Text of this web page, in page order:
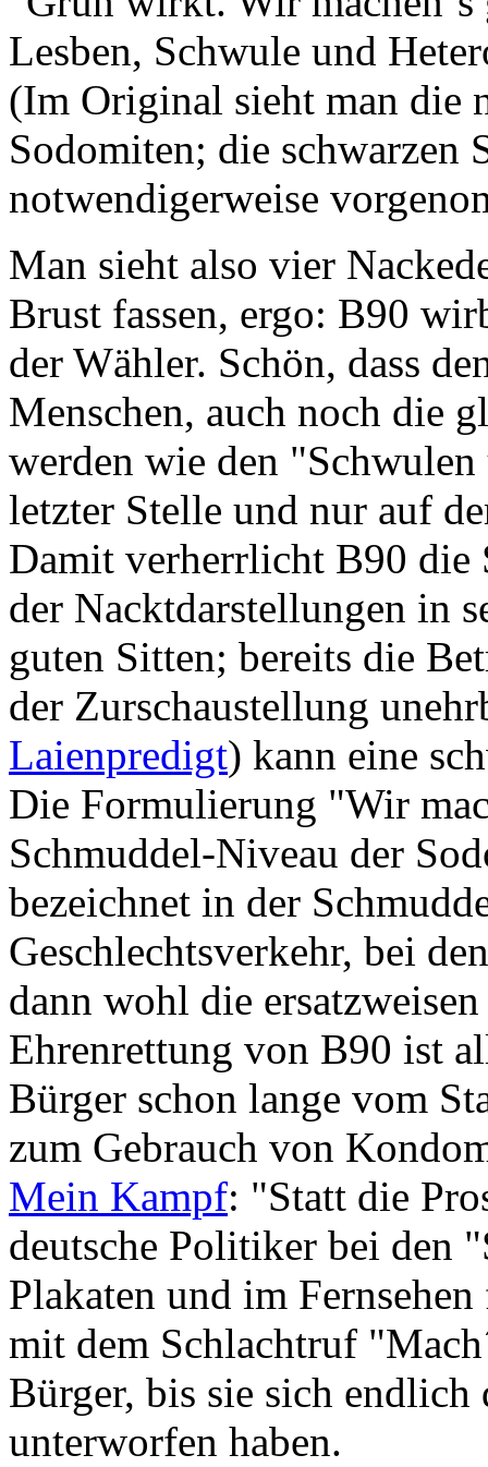
Lesben, Schwule und
(Im Original sieht man die
Sodomiten; die schwarzen
notwendigerweise
Man sieht also vier
Brust fassen, ergo: B90
der Wähler. Schön, dass
Menschen, auch noch die
werden wie den
letzter Stelle und nur auf
Damit verherrlicht B90 die
der Nacktdarstellungen in
guten Sitten; bereits die
der Zurschaustellung
Laienpredigt) kann eine
Die Formulierung "Wir
Schmuddel-Niveau der
bezeichnet in der
Geschlechtsverkehr, bei
dann wohl die
Ehrenrettung von B90 ist
Bürger schon lange vom
zum Gebrauch von
Mein Kampf: "Statt die
deutsche Politiker bei den
Plakaten und im
mit dem Schlachtruf
Bürger, bis sie sich endlich
unterworfen haben.